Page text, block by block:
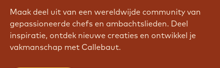
Maak deel uit van een wereldwijde community van
gepassioneerde chefs en ambachtslieden. Deel
inspiratie, ontdek nieuwe creaties en ontwikkel je
vakmanschap met Callebaut.